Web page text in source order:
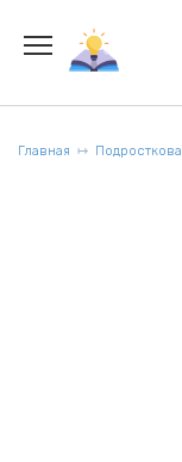
содержанию
Главная